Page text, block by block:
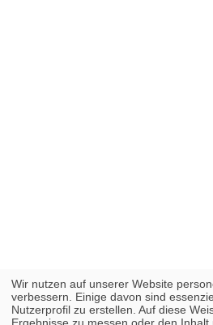
Wir nutzen auf unserer Website
verbessern. Einige davon sind
Nutzerprofil zu erstellen. Auf diese